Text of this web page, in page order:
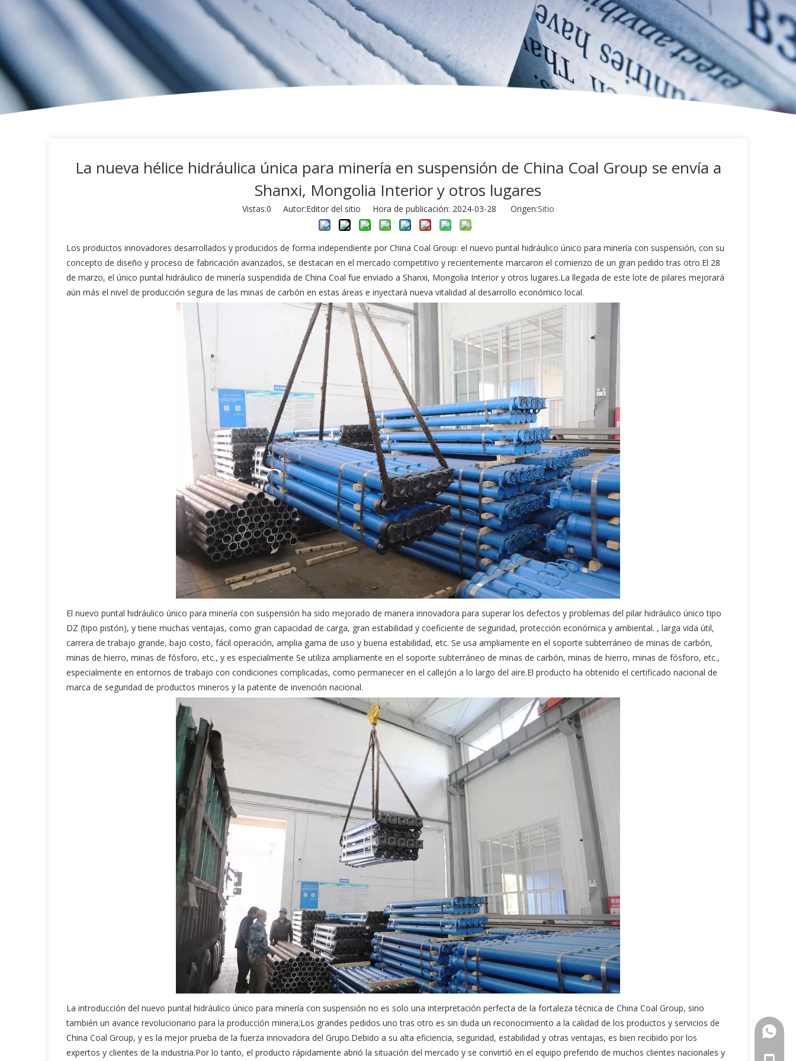
La nueva hélice hidráulica única para minería en suspensión de China Coal Group se envía a
Shanxi, Mongolia Interior y otros lugares
Vistas:0 Autor:Editor del sitio Hora de publicación: 2024-03-28 Origen:Sitio
Los productos innovadores desarrollados y producidos de forma independiente por China Coal Group: el nuevo puntal hidráulico único para minería con suspensión, con su
concepto de diseño y proceso de fabricación avanzados, se destacan en el mercado competitivo y recientemente marcaron el comienzo de un gran pedido tras otro.El 28
de marzo, el único puntal hidráulico de minería suspendida de China Coal fue enviado a Shanxi, Mongolia Interior y otros lugares.La llegada de este lote de pilares mejorará
aún más el nivel de producción segura de las minas de carbón en estas áreas e inyectará nueva vitalidad al desarrollo económico local.
El nuevo puntal hidráulico único para minería con suspensión ha sido mejorado de manera innovadora para superar los defectos y problemas del pilar hidráulico único tipo
DZ (tipo pistón), y tiene muchas ventajas, como gran capacidad de carga, gran estabilidad y coeficiente de seguridad, protección económica y ambiental. , larga vida útil,
carrera de trabajo grande, bajo costo, fácil operación, amplia gama de uso y buena estabilidad, etc. Se usa ampliamente en el soporte subterráneo de minas de carbón,
minas de hierro, minas de fósforo, etc., y es especialmente Se utiliza ampliamente en el soporte subterráneo de minas de carbón, minas de hierro, minas de fósforo, etc.,
especialmente en entornos de trabajo con condiciones complicadas, como permanecer en el callejón a lo largo del aire.El producto ha obtenido el certificado nacional de
marca de seguridad de productos mineros y la patente de invención nacional.
La introducción del nuevo puntal hidráulico único para minería con suspensión no es solo una interpretación perfecta de la fortaleza técnica de China Coal Group, sino
también un avance revolucionario para la producción minera;Los grandes pedidos uno tras otro es sin duda un reconocimiento a la calidad de los productos y servicios de
China Coal Group, y es la mejor prueba de la fuerza innovadora del Grupo.Debido a su alta eficiencia, seguridad, estabilidad y otras ventajas, es bien recibido por los
expertos y clientes de la industria.Por lo tanto, el producto rápidamente abrió la situación del mercado y se convirtió en el equipo preferido de muchos clientes nacionales y
+86-